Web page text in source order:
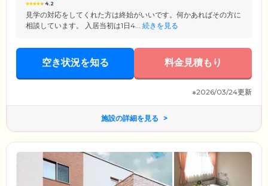
4.2
見学の対応をしてくれた方は終始がいいです。何かあればその方に
相談しています。 入居当初は1日4... 続きを見る
空き状況を知る 料金見積もり
※2026/03/24更新
施設の詳細を見る